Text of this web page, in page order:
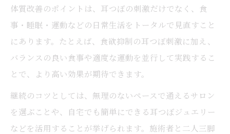
体質改善のポイントは、耳つぼの刺激だけでなく、食
事・睡眠・運動などの日常生活をトータルで見直すこと
にあります。たとえば、食欲抑制の耳つぼ刺激に加え、
バランスの良い食事や適度な運動を並行して実践するこ
とで、より高い効果が期待できます。
継続のコツとしては、無理のないペースで通えるサロン
を選ぶことや、自宅でも簡単にできる耳つぼジュエリー
などを活用することが挙げられます。施術者と二人三脚